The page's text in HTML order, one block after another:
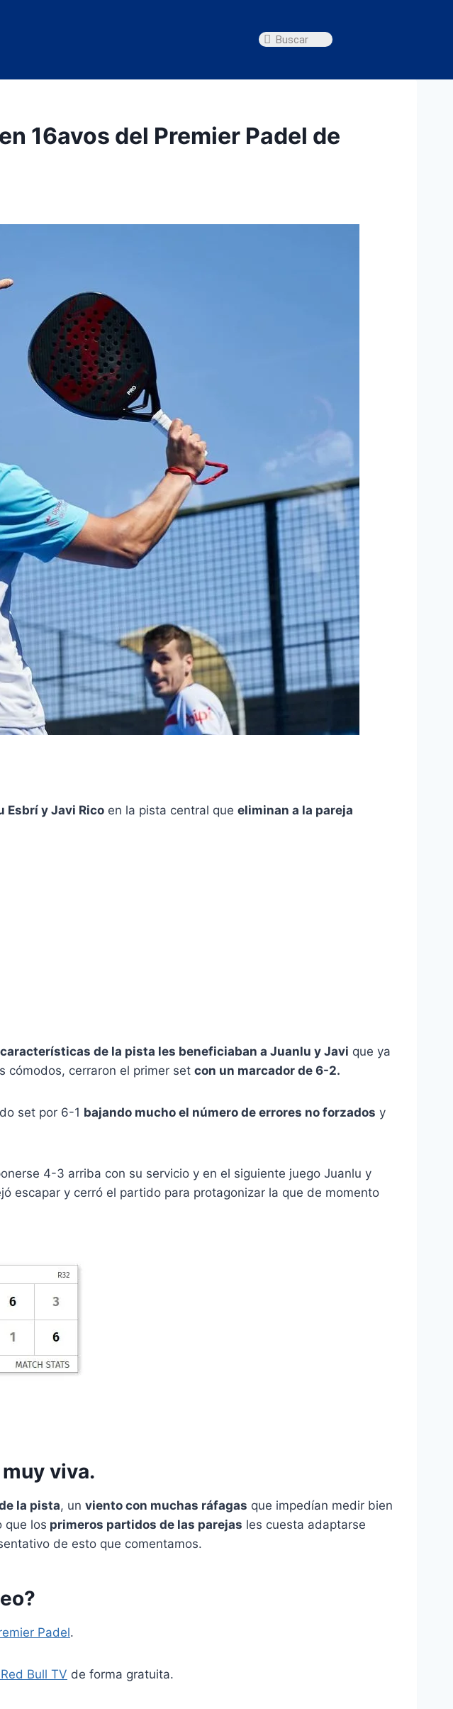
16avos del Premier Padel de
Esbrí y Javi Rico en la pista central que eliminan a la pareja
características de la pista les beneficiaban a Juanlu y Javi que ya
cómodos, cerraron el primer set con un marcador de 6-2.
set por 6-1 bajando mucho el número de errores no forzados y
4-3 arriba con su servicio y en el siguiente juego Juanlu y
escapar y cerró el partido para protagonizar la que de momento
viva.
la pista, un viento con muchas ráfagas que impedían medir bien
que los primeros partidos de las parejas les cuesta adaptarse
de esto que comentamos.
Padel.
Bull TV de forma gratuita.